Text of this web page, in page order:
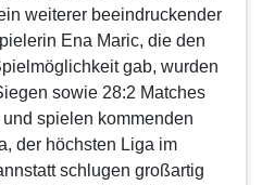
weiterer beeindruckender
Ena Maric, die den
gab, wurden
sowie 28:2 Matches
spielen kommenden
der höchsten Liga im
schlugen großartig